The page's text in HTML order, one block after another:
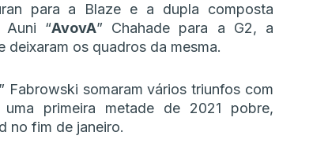
para a Blaze e a dupla composta
Auni “AvovA” Chahade para a G2, a
os quadros da mesma.
” Fabrowski somaram vários triunfos com
primeira metade de 2021 pobre,
no fim de janeiro.